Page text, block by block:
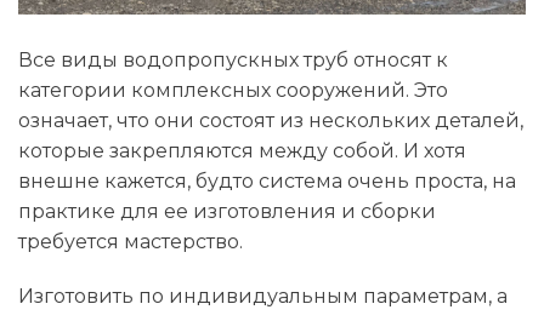
Все виды водопропускных труб относят к
категории комплексных сооружений. Это
означает, что они состоят из нескольких деталей,
которые закрепляются между собой. И хотя
внешне кажется, будто система очень проста, на
практике для ее изготовления и сборки
требуется мастерство.
Изготовить по индивидуальным параметрам, а